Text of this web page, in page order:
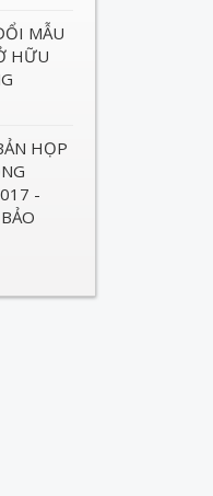
MẪU
HỮU
HỌP
-